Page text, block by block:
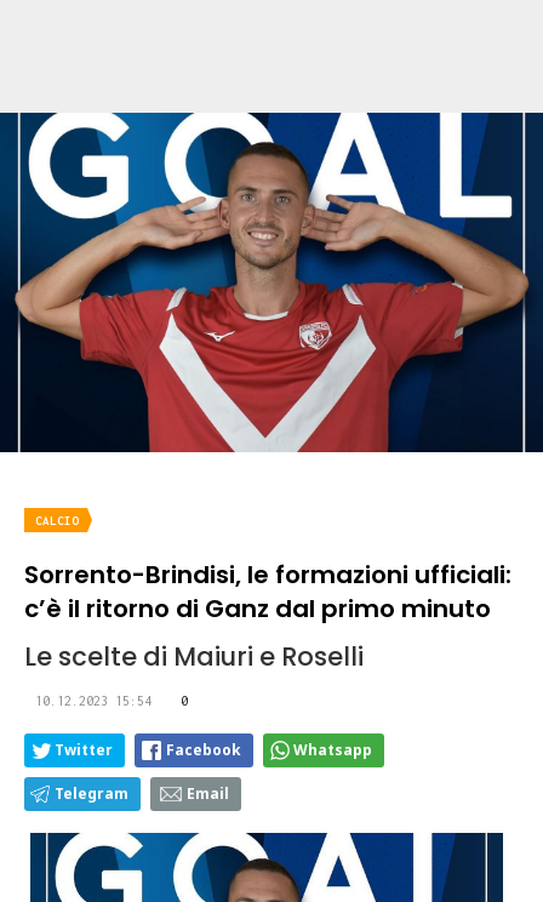
CALCIO
Sorrento-Brindisi, le formazioni ufficiali:
c’è il ritorno di Ganz dal primo minuto
Le scelte di Maiuri e Roselli
10.12.2023 15:54 0
Twitter Facebook Whatsapp
Telegram Email